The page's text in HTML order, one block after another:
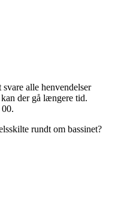
alle henvendelser
der gå længere tid.
rundt om bassinet?